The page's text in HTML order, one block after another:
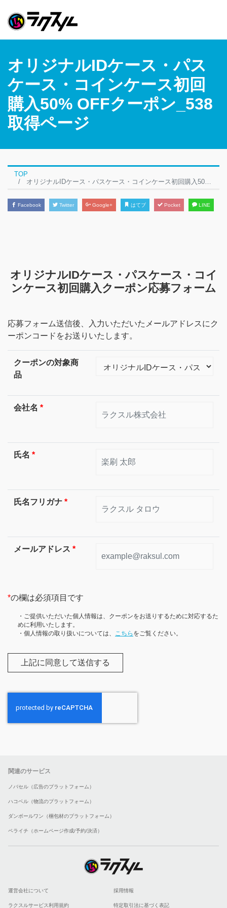
オリジナルIDケース・パス
ケース・コインケース初回
購入50% OFFクーポン_538
取得ページ
TOP
オリジナルIDケース・パスケース・コインケース初回購入50% OFFクーポン_538取得ページ
Facebook Twitter Google+ はてブ Pocket LINE
オリジナルIDケース・パスケース・コイ
ンケース初回購入クーポン応募フォーム
応募フォーム送信後、入力いただいたメールアドレスにク
ーポンコードをお送りいたします。
クーポンの対象商
品
会社名 *
氏名 *
氏名フリガナ *
メールアドレス *
*の欄は必須項目です
・ご提供いただいた個人情報は、クーポンをお送りするために対応するた
めに利用いたします。
・個人情報の取り扱いについては、
こちら をご覧ください。
関連のサービス
ノバセル（広告のプラットフォーム）
ハコベル（物流のプラットフォーム）
ダンボールワン（梱包材のプラットフォーム）
ペライチ（ホームページ作成/予約/決済）
運営会社について 採用情報
ラクスルサービス利用規約 特定取引法に基づく表記